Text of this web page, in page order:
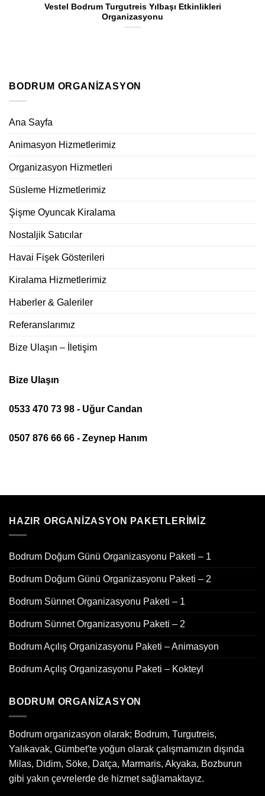
Vestel Bodrum Turgutreis Yılbaşı Etkinlikleri
Organizasyonu
BODRUM ORGANIZASYON
Ana Sayfa
Animasyon Hizmetlerimiz
Organizasyon Hizmetleri
Süsleme Hizmetlerimiz
Şişme Oyuncak Kiralama
Nostaljik Satıcılar
Havai Fişek Gösterileri
Kiralama Hizmetlerimiz
Haberler & Galeriler
Referanslarımız
Bize Ulaşın – İletişim
Bize Ulaşın
0533 470 73 98 - Uğur Candan
0507 876 66 66 - Zeynep Hanım
HAZIR ORGANIZASYON PAKETLERIMIZ
Bodrum Doğum Günü Organizasyonu Paketi – 1
Bodrum Doğum Günü Organizasyonu Paketi – 2
Bodrum Sünnet Organizasyonu Paketi – 1
Bodrum Sünnet Organizasyonu Paketi – 2
Bodrum Açılış Organizasyonu Paketi – Animasyon
Bodrum Açılış Organizasyonu Paketi – Kokteyl
BODRUM ORGANIZASYON
Bodrum organizasyon olarak; Bodrum, Turgutreis,
Yalıkavak, Gümbet'te yoğun olarak çalışmamızın dışında
Milas, Didim, Söke, Datça, Marmaris, Akyaka, Bozburun
gibi yakın çevrelerde de hizmet sağlamaktayız.